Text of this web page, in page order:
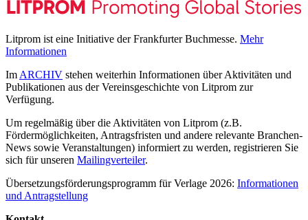
Litprom ist eine Initiative der Frankfurter Buchmesse. Mehr
Informationen
Im ARCHIV stehen weiterhin Informationen über Aktivitäten und
Publikationen aus der Vereinsgeschichte von Litprom zur
Verfügung.
Um regelmäßig über die Aktivitäten von Litprom (z.B.
Fördermöglichkeiten, Antragsfristen und andere relevante Branchen-
News sowie Veranstaltungen) informiert zu werden, registrieren Sie
sich für unseren Mailingverteiler.
Übersetzungsförderungsprogramm für Verlage 2026: Informationen
und Antragstellung